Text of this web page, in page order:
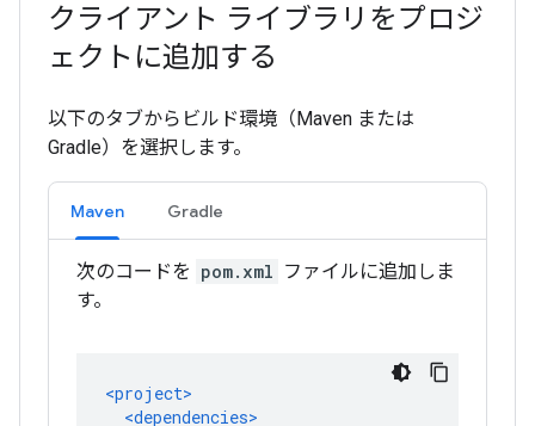
クライアント ライブラリをプロジ
ェクトに追加する
以下のタブからビルド環境（Maven または
Gradle）を選択します。
Maven Gradle
次のコードを pom.xml ファイルに追加しま
す。